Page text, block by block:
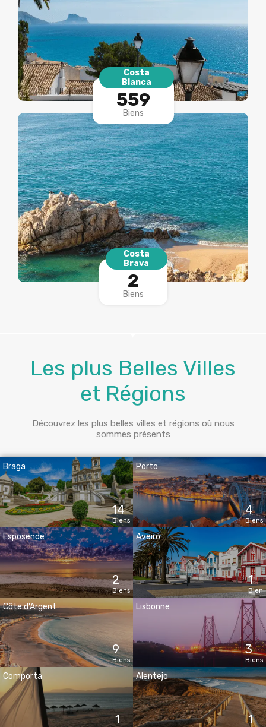
Costa
Blanca
559
Biens
Costa
Brava
2
Biens
Les plus Belles Villes
et Régions
Découvrez les plus belles villes et régions où nous
sommes présents
Braga
14
Biens
Porto
4
Biens
Esposende
2
Biens
Aveiro
1
Bien
Côte d'Argent
9
Biens
Lisbonne
3
Biens
Comporta
1
Alentejo
1